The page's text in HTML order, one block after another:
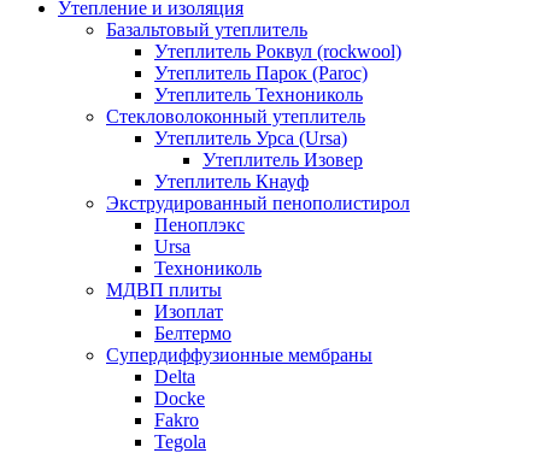
Утепление и изоляция
Базальтовый утеплитель
Утеплитель Роквул (rockwool)
Утеплитель Парок (Paroc)
Утеплитель Технониколь
Стекловолоконный утеплитель
Утеплитель Урса (Ursa)
Утеплитель Изовер
Утеплитель Кнауф
Экструдированный пенополистирол
Пеноплэкс
Ursa
Технониколь
МДВП плиты
Изоплат
Белтермо
Супердиффузионные мембраны
Delta
Docke
Fakro
Tegola